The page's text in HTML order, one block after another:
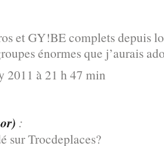
et GY!BE complets depuis
énormes que j’aurais
2011 à 21 h 47 min
:
sur Trocdeplaces?